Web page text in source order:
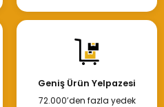
Geniş Ürün Yelpazesi
72.000’den fazla yedek